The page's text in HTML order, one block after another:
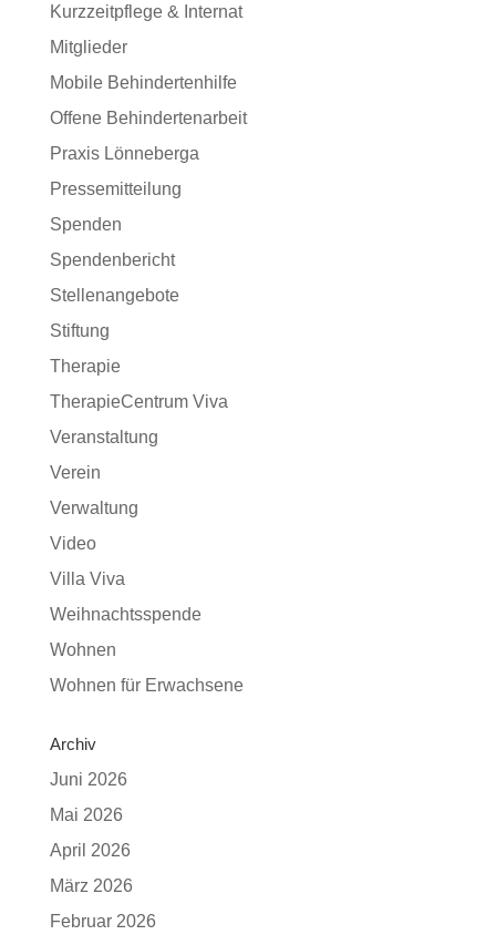
Kurzzeitpflege & Internat
Mitglieder
Mobile Behindertenhilfe
Offene Behindertenarbeit
Praxis Lönneberga
Pressemitteilung
Spenden
Spendenbericht
Stellenangebote
Stiftung
Therapie
TherapieCentrum Viva
Veranstaltung
Verein
Verwaltung
Video
Villa Viva
Weihnachtsspende
Wohnen
Wohnen für Erwachsene
Archiv
Juni 2026
Mai 2026
April 2026
März 2026
Februar 2026